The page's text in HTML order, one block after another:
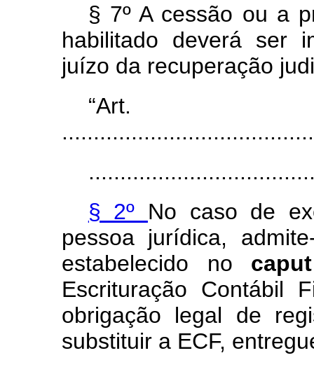
§ 7º A cessão ou a
habilitado deverá ser
juízo da recuperação
§ 2º No caso de
pessoa jurídica,
estabelecido no
Escrituração Contábil
obrigação legal de
substituir a ECF,